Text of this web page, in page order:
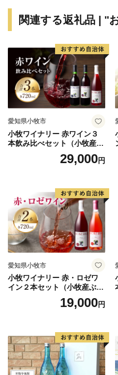
いうタイトルで申請したスト
★ABCテレビのニュース情報
純国産楊枝セットが紹介され
👉【国産白樺つまようじ5箱
×2個】
👉【国産白樺つまようじ10
関連する返礼品 | "
愛知県小牧市
小牧ワイナリー 赤ワイン３
本飲み比べセット（小牧産ぶ
どう100％使用）29,000円
愛知県小牧市
小牧ワイナリー 赤・ロゼワ
イン２本セット（小牧産ぶど
19,000円